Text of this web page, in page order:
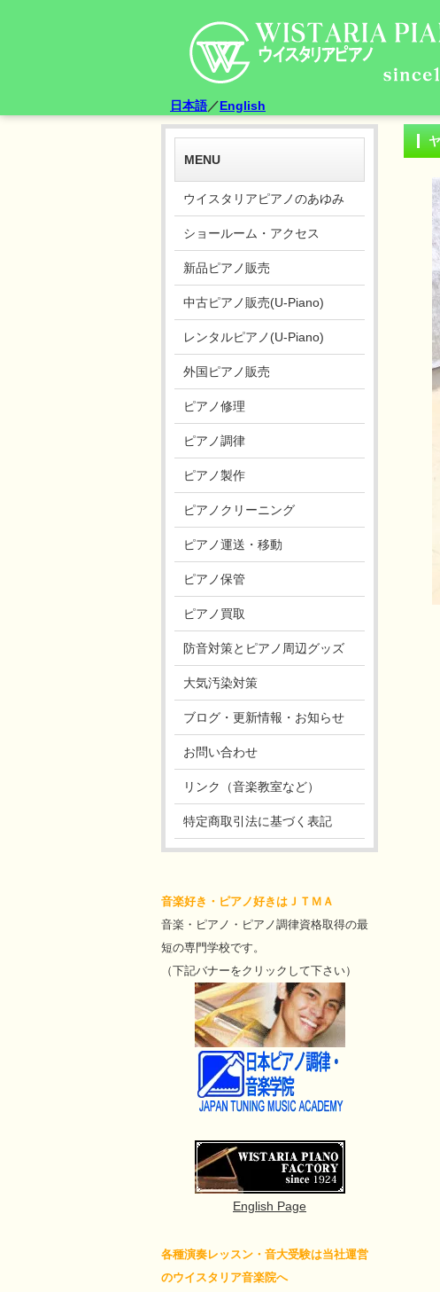
日本語／English
MENU
ウイスタリアピアノのあゆみ
ショールーム・アクセス
新品ピアノ販売
中古ピアノ販売(U-Piano)
レンタルピアノ(U-Piano)
外国ピアノ販売
ピアノ修理
ピアノ調律
ピアノ製作
ピアノクリーニング
ピアノ運送・移動
ピアノ保管
ピアノ買取
防音対策とピアノ周辺グッズ
大気汚染対策
ブログ・更新情報・お知らせ
お問い合わせ
リンク（音楽教室など）
特定商取引法に基づく表記
音楽好き・ピアノ好きはＪＴＭＡ
音楽・ピアノ・ピアノ調律資格取得の最
短の専門学校です。
（下記バナーをクリックして下さい）
English Page
各種演奏レッスン・音大受験は当社運営
のウイスタリア音楽院へ